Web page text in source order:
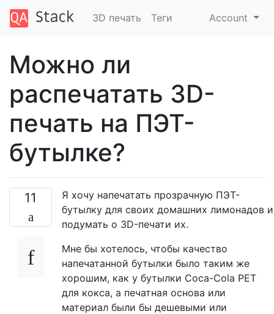
3D печать Теги Account
Можно ли
распечатать 3D-
печать на ПЭТ-
бутылке?
11
Я хочу напечатать прозрачную ПЭТ-
бутылку для своих домашних лимонадов и
подумать о 3D-печати их.
Мне бы хотелось, чтобы качество
напечатанной бутылки было таким же
хорошим, как у бутылки Coca-Cola PET
для кокса, а печатная основа или
материал были бы дешевыми или